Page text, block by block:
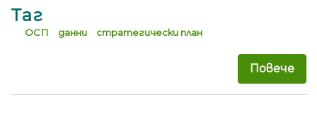
Таг
ОСП данни стратегически план
Повече